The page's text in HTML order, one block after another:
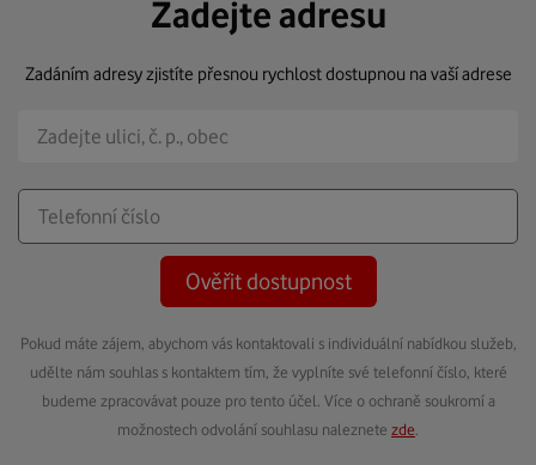
Zadejte adresu
Zadáním adresy zjistíte přesnou rychlost dostupnou na vaší adrese
Ověřit dostupnost
Pokud máte zájem, abychom vás kontaktovali s individuální nabídkou služeb,
udělte nám souhlas s kontaktem tím, že vyplníte své telefonní číslo, které
budeme zpracovávat pouze pro tento účel. Více o ochraně soukromí a
možnostech odvolání souhlasu naleznete zde